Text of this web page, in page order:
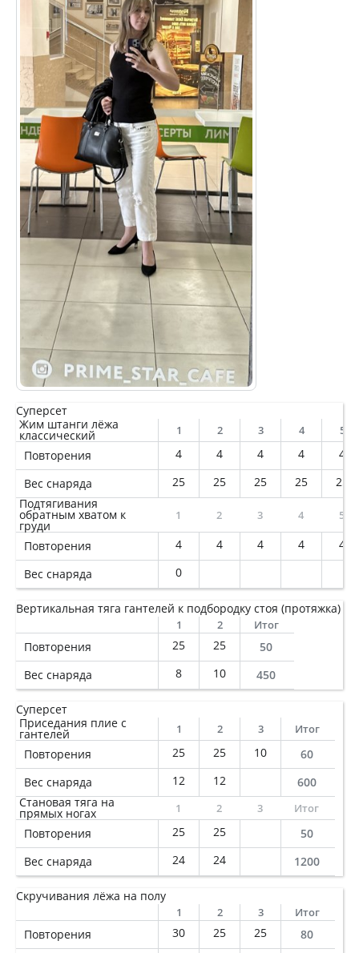
Суперсет
Жим штанги лёжа
классический 1 2 3 4 5
Повторения 4 4 4 4
4
Вес снаряда
25 25 25 25
25
Подтягивания
обратным хватом к
груди
1 2 3 4 5
Повторения 4 4 4 4
4
Вес снаряда
0
Вертикальная тяга гантелей к подбородку стоя (протяжка)
1 2 Итог
Повторения 25 25
50
Вес снаряда
8 10 450
Суперсет
Приседания плие с
гантелей 1 2 3 Итог
Повторения 25 25 10
60
Вес снаряда
12 12
600
Становая тяга на
прямых ногах 1 2 3 Итог
Повторения 25 25
50
Вес снаряда
24 24 1200
Скручивания лёжа на полу
1 2 3 Итог
Повторения 30 25 25
80